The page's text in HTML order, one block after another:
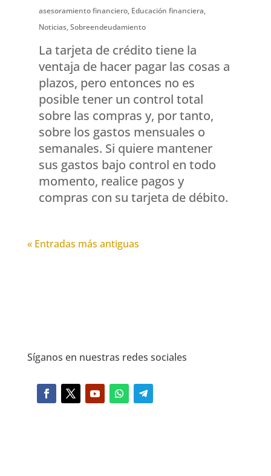
asesoramiento financiero, Educación financiera,
Noticias,Sobreendeudamiento
La tarjeta de crédito tiene la
ventaja de hacer pagar las cosas a
plazos, pero entonces no es
posible tener un control total
sobre las compras y, por tanto,
sobre los gastos mensuales o
semanales. Si quiere mantener
sus gastos bajo control en todo
momento, realice pagos y
compras con su tarjeta de débito.
« Entradas más antiguas
Síganos en nuestras redes sociales